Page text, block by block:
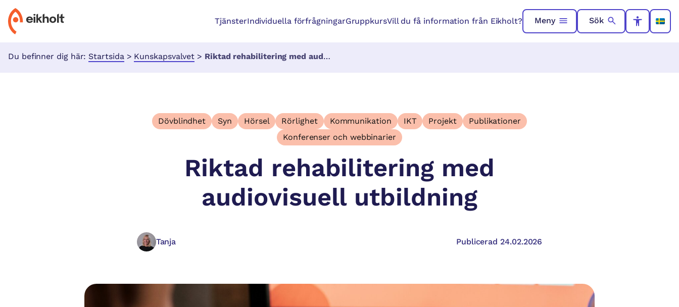
TjänsterIndividuella förfrågningarGruppkursVill du få information från Eikholt? Meny Sök
Du befinner dig här: Startsida > Kunskapsvalvet > Riktad rehabilitering med audiovisuell utbildning
Dövblindhet Syn Hörsel Rörlighet Kommunikation IKT Projekt
Publikationer
Konferenser och webbinarier
Riktad rehabilitering med
audiovisuell utbildning
Tanja Publicerad 24.02.2026